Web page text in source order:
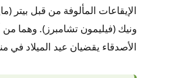
الإيقاعات المألوفة من قبل بيتر
ونيك (فيليمون تشامبرز). وهما
الأصدقاء يقضيان عيد الميلاد في